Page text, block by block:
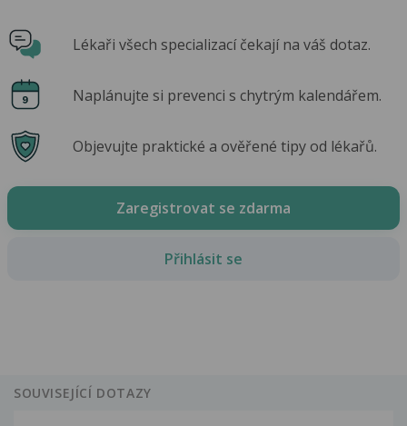
Lékaři všech specializací čekají na váš dotaz.
Naplánujte si prevenci s chytrým kalendářem.
Objevujte praktické a ověřené tipy od lékařů.
Zaregistrovat se zdarma
Přihlásit se
SOUVISEJÍCÍ DOTAZY